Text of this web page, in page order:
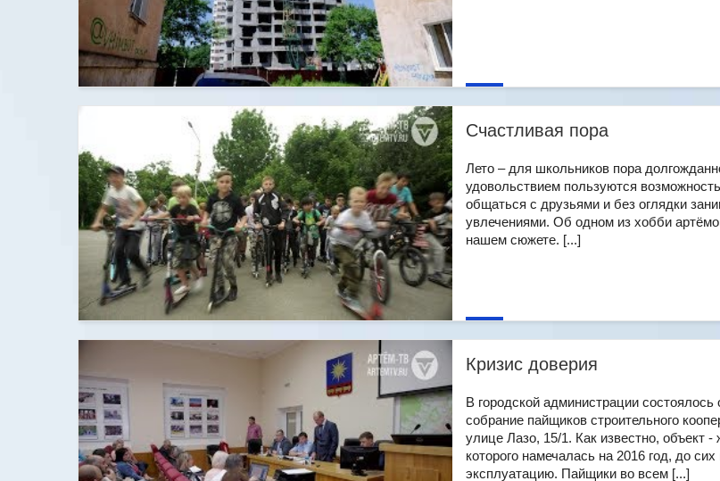
Счастливая пора
Лето – для школьников пора
удовольствием пользуются
общаться с друзьями и без оглядки
увлечениями. Об одном из хобби
нашем сюжете. [...]
Кризис доверия
В городской администрации состоялось
собрание пайщиков строительного
улице Лазо, 15/1. Как известно, объект
которого намечалась на 2016 год, до
эксплуатацию. Пайщики во всем [...]